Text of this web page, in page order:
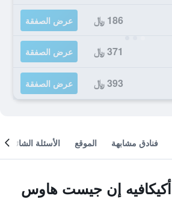
186 ﷼ عرض الصفقة
371 ﷼ عرض الصفقة
393 ﷼ عرض الصفقة
فنادق مشابهة الموقع الأسئلة الشائعة
إن جيست هاوس